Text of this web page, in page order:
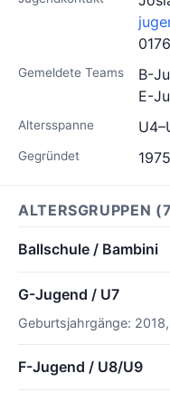
Gemeldete Teams
B-
E-
Altersspanne
Gegründet 1975
ALTERSGRUPPEN
Ballschule / Bambini
G-Jugend / U7
Geburtsjahrgänge:
F-Jugend / U8/U9